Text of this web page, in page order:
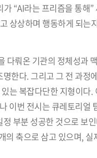
“AI라는 프리즘을 통해
상상하며 행동하게 되는
다뤄온 기관의 정체성과
한다. 그리고 그 전 과
는 복잡다단한 지형이다.
이번 전시는 큐레토리
부분 성공한 것으로 보
의 축으로 삼고 있으며,